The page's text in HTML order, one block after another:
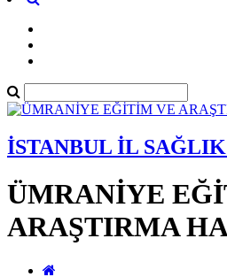
İSTANBUL İL
ÜMRANİYE
ARAŞTIRMA